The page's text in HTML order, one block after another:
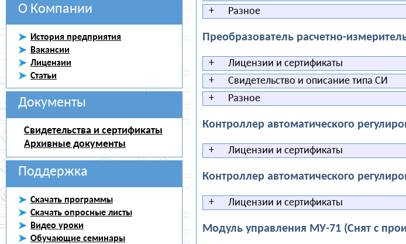
О Компании
История предприятия
Вакансии
Лицензии
Статьи
Документы
Свидетельства и сертификаты
Архивные документы
Поддержка
Скачать программы
Скачать опросные листы
Видео уроки
Обучающие семинары
+
Разное
Преобразователь расчетно-
+
Лицензии и сертификаты
+
Свидетельство и описание типа СИ
+
Разное
Контроллер автоматического
+ Лицензии и сертификаты
Контроллер автоматического
+ Лицензии и сертификаты
Модуль управления МУ-71 (Снят с